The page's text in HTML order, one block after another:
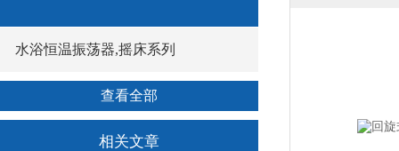
水浴恒温振荡器,摇床系列
查看全部
相关文章